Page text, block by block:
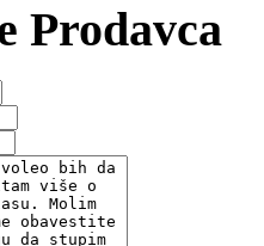
Prodavca